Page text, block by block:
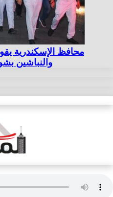
محافظ الإسكندرية
والنباشين